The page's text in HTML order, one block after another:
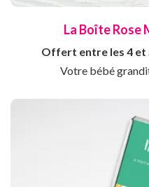
La Boîte Rose
Offert entre les 4 et
Votre bébé